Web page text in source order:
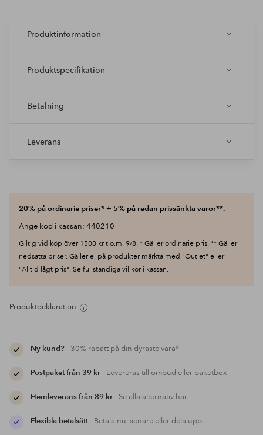
Produktinformation
Produktspecifikation
Betalning
Leverans
20% på ordinarie priser* + 5% på redan prissänkta varor**.
Ange kod i kassan: 440210
Giltig vid köp över 1500 kr t.o.m. 9/8. * Gäller ordinarie pris. ** Gäller
nedsatta priser. Gäller ej på produkter märkta med "Outlet" eller
"Alltid lågt pris". Se fullständiga villkor i kassan.
Produktdeklaration
Ny kund?- 30% rabatt på din dyraste vara*
Postpaket från 39 kr- Levereras till ombud eller paketbox
Hemleverans från 89 kr- Se alla alternativ här
Flexibla betalsätt- Betala nu, senare eller dela upp